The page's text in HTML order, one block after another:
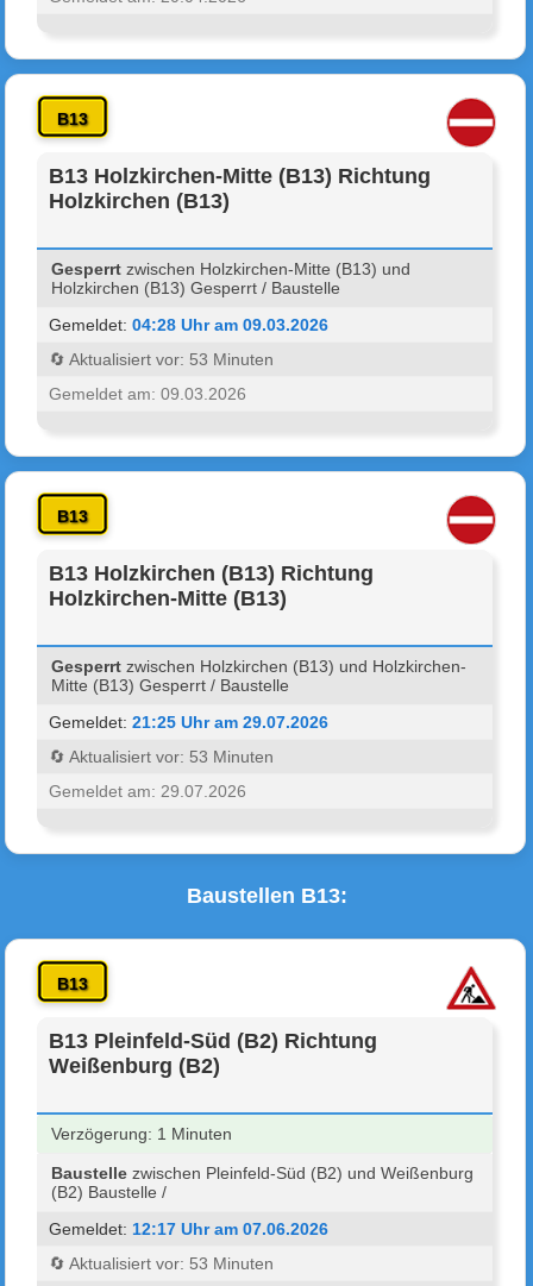
B13
B13 Holzkirchen-Mitte (B13) Richtung
Holzkirchen (B13)
Gesperrt zwischen Holzkirchen-Mitte (B13) und
Holzkirchen (B13) Gesperrt / Baustelle
Gemeldet:04:28 Uhr am 09.03.2026
🔄 Aktualisiert vor: 53 Minuten
Gemeldet am: 09.03.2026
B13
B13 Holzkirchen (B13) Richtung
Holzkirchen-Mitte (B13)
Gesperrt zwischen Holzkirchen (B13) und Holzkirchen-
Mitte (B13) Gesperrt / Baustelle
Gemeldet:21:25 Uhr am 29.07.2026
🔄 Aktualisiert vor: 53 Minuten
Gemeldet am: 29.07.2026
Baustellen B13:
B13
B13 Pleinfeld-Süd (B2) Richtung
Weißenburg (B2)
Verzögerung: 1 Minuten
Baustelle zwischen Pleinfeld-Süd (B2) und Weißenburg
(B2) Baustelle /
Gemeldet: 12:17 Uhr am 07.06.2026
🔄 Aktualisiert vor: 53 Minuten